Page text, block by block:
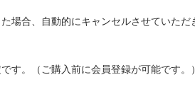
場合、自動的にキャンセルさせていただ
す。（ご購入前に会員登録が可能です。